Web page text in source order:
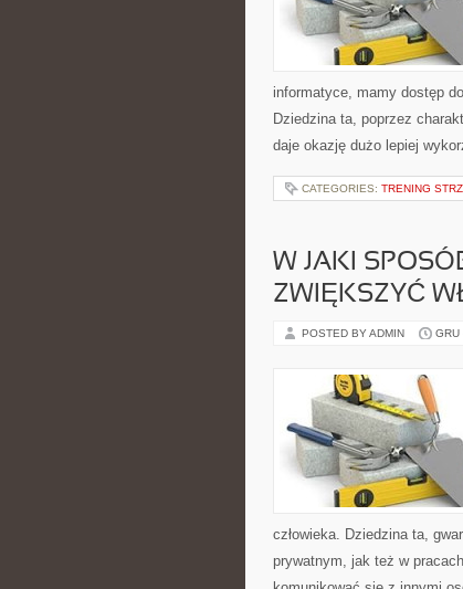
informatyce, mamy dostęp
Dziedzina ta, poprzez
daje okazję dużo lepiej
CATEGORIES: TRENING
W JAKI
ZWIĘKSZYĆ
POSTED BY ADMIN GRU
człowieka. Dziedzina ta,
prywatnym, jak też w